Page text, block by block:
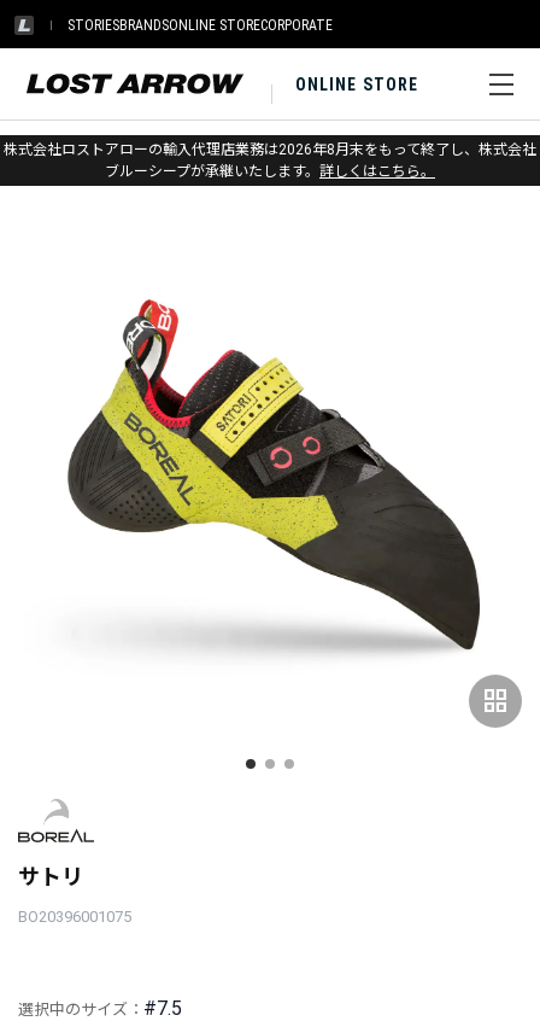
STORIESBRANDSONLINE STORECORPORATE
ONLINE STORE
株式会社ロストアローの輸入代理店業務は2026年8月末をもって終了し、株式会社
ブルーシープが承継いたします。 詳しくはこちら。
ホーム > ボリエール > クライミングシューズ
grid_view
サトリ
BO20396001075
選択中のサイズ： #7.5